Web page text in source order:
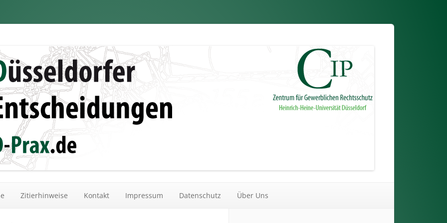
Zitierhinweise Kontakt Impressum Datenschutz Über Uns